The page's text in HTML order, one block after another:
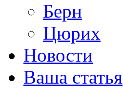
Берн
Цюрих
Новости
Ваша статья